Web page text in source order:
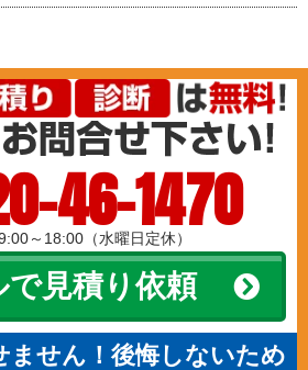
46-1470
～18:00（水曜日定休）
で見積り依頼
ません！後悔しないため